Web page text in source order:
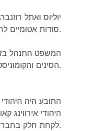
סודות אטומיים לרוסים.
המשפט התנהל
הסינים והקומוניסטים הקוריאנים. היו להם מליון הרוגים.
התובע היה
היהודי אירווינג
לקחת חלק בחבר המושבעים.